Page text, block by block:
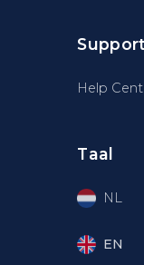
Help
Taal
NL
EN